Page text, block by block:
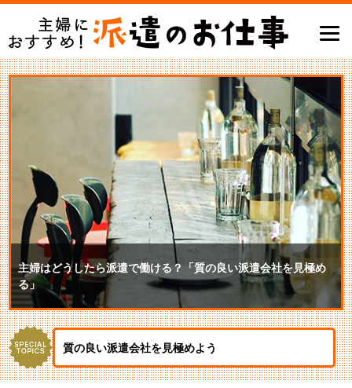
主婦はどうしたら派遣で働ける？「質の良い派遣会社を見極め
る」
質の良い派遣会社を見極めよう